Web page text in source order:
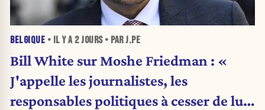
BELGIQUE • IL Y A 2 JOURS• PAR J.PE
Bill White sur Moshe Friedman : «
J'appelle les journalistes, les
responsables politiques à cesser de lui